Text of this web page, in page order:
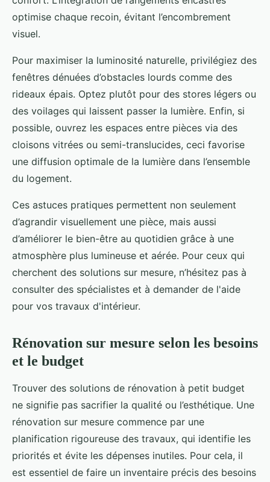
optimise chaque recoin, évitant l’encombrement
visuel.
Pour maximiser la luminosité naturelle, privilégiez des
fenêtres dénuées d’obstacles lourds comme des
rideaux épais. Optez plutôt pour des stores légers ou
des voilages qui laissent passer la lumière. Enfin, si
possible, ouvrez les espaces entre pièces via des
cloisons vitrées ou semi-translucides, ceci favorise
une diffusion optimale de la lumière dans l’ensemble
du logement.
Ces astuces pratiques permettent non seulement
d’agrandir visuellement une pièce, mais aussi
d’améliorer le bien-être au quotidien grâce à une
atmosphère plus lumineuse et aérée. Pour ceux qui
cherchent des solutions sur mesure, n’hésitez pas à
consulter des spécialistes et à demander de l'aide
pour vos travaux d'intérieur.
Rénovation sur mesure selon les besoins
et le budget
Trouver des solutions de rénovation à petit budget
ne signifie pas sacrifier la qualité ou l’esthétique. Une
rénovation sur mesure commence par une
planification rigoureuse des travaux, qui identifie les
priorités et évite les dépenses inutiles. Pour cela, il
est essentiel de faire un inventaire précis des besoins